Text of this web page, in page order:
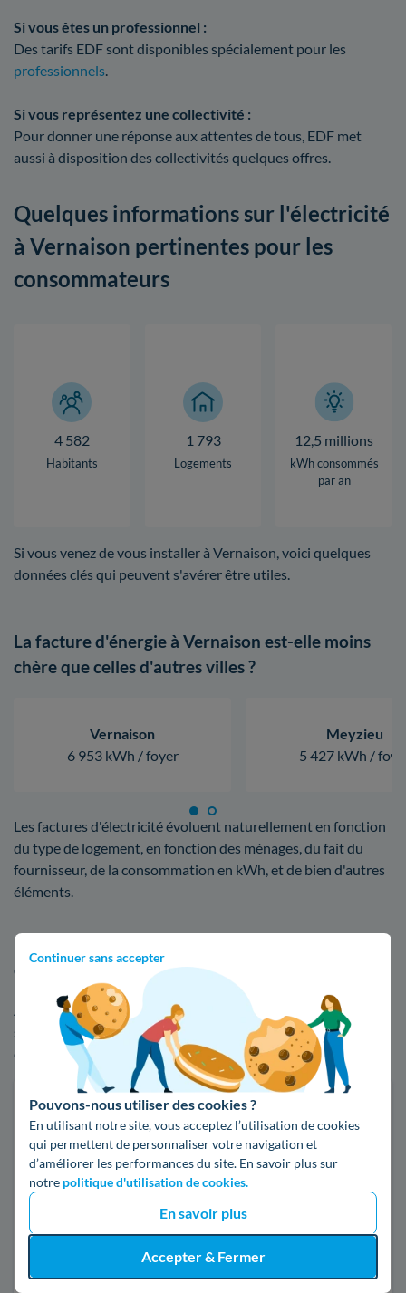
Continuer sans accepter
Pouvons-nous utiliser des cookies ?
En utilisant notre site, vous acceptez l’utilisation de cookies
qui permettent de personnaliser votre navigation et
d’améliorer les performances du site. En savoir plus sur
notre politique d'utilisation de cookies.
En savoir plus
Accepter & Fermer
Si vous êtes un professionnel :
Des tarifs EDF sont disponibles spécialement pour les
professionnels.
Si vous représentez une collectivité :
Pour donner une réponse aux attentes de tous, EDF met
aussi à disposition des collectivités quelques offres.
Quelques informations sur l'électricité
à Vernaison pertinentes pour les
consommateurs
4 582
Habitants
1 793
Logements
12,5 millions
kWh consommés
par an
Si vous venez de vous installer à Vernaison, voici quelques
données clés qui peuvent s'avérer être utiles.
La facture d'énergie à Vernaison est-elle moins
chère que celles d'autres villes ?
Vernaison
6 953 kWh / foyer
Meyzieu
5 427 kWh /
Les factures d'électricité évoluent naturellement en fonction
du type de logement, en fonction des ménages, du fait du
fournisseur, de la consommation en kWh, et de bien d'autres
éléments.
Faites une estimation rapide de votre facture
d'énergie à Vernaison
Afin de voir par vous-même les écarts de tarifs entre EDF et
ses compétiteurs, n'hésitez pas à comparer les offres
d'électricité ou de gaz :
Faites des économies sur vos factures d'énergie
Je compare